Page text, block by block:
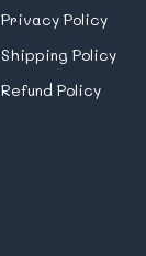
Privacy Policy
Shipping Policy
Refund Policy